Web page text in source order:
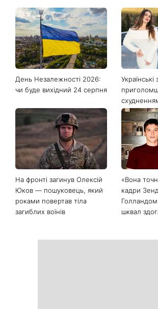
Останні новини